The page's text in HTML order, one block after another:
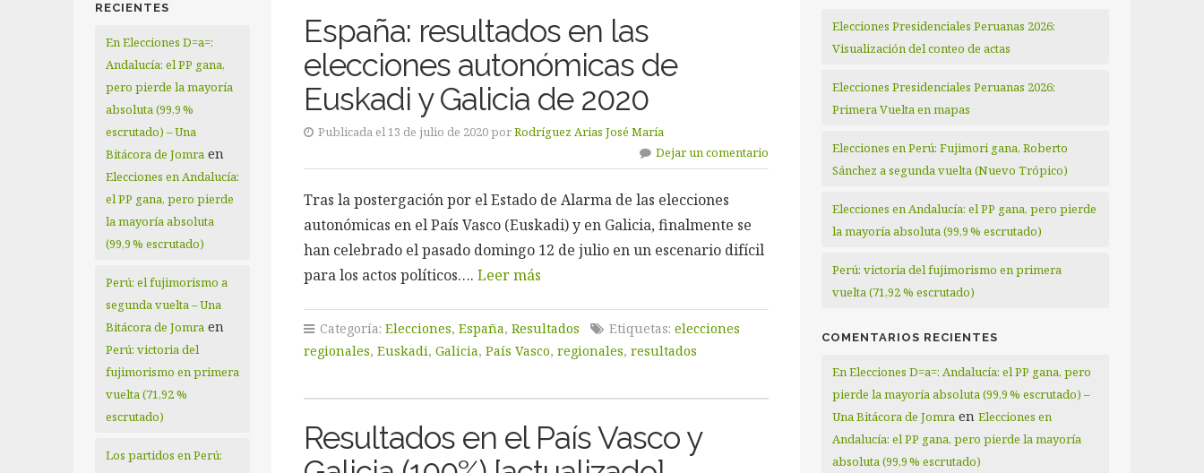
RECIENTES
En Elecciones D=a=:
Andalucía: el PP gana,
pero pierde la mayoría
absoluta (99,9 %
escrutado) – Una
Bitácora de Jomra en
Elecciones en Andalucía:
el PP gana, pero pierde
la mayoría absoluta
(99,9 % escrutado)
Perú: el fujimorismo a
segunda vuelta – Una
Bitácora de Jomra en
Perú: victoria del
fujimorismo en primera
vuelta (71,92 %
escrutado)
Los partidos en Perú:
España: resultados en las
elecciones autonómicas de
Euskadi y Galicia de 2020
Publicada el 13 de julio de 2020 porRodríguez Arias José María
Dejar un comentario
Tras la postergación por el Estado de Alarma de las elecciones
autonómicas en el País Vasco (Euskadi) y en Galicia, finalmente se
han celebrado el pasado domingo 12 de julio en un escenario difícil
para los actos políticos…. Leer más
Categoría: Elecciones, España, Resultados Etiquetas: elecciones
regionales, Euskadi, Galicia, País Vasco, regionales, resultados
Resultados en el País Vasco y
Elecciones Presidenciales Peruanas 2026:
Visualización del conteo de actas
Elecciones Presidenciales Peruanas 2026:
Primera Vuelta en mapas
Elecciones en Perú: Fujimori gana, Roberto
Sánchez a segunda vuelta (Nuevo Trópico)
Elecciones en Andalucía: el PP gana, pero pierde
la mayoría absoluta (99,9 % escrutado)
Perú: victoria del fujimorismo en primera
vuelta (71,92 % escrutado)
COMENTARIOS RECIENTES
En Elecciones D=a=: Andalucía: el PP gana, pero
pierde la mayoría absoluta (99,9 % escrutado) –
Una Bitácora de Jomra enElecciones en
Andalucía: el PP gana, pero pierde la mayoría
absoluta (99,9 % escrutado)